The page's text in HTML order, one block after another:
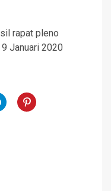
rapat pleno
Januari 2020